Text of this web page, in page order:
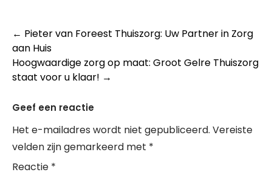
Post
navigation
← Pieter van Foreest Thuiszorg: Uw Partner in Zorg
aan Huis
Hoogwaardige zorg op maat: Groot Gelre Thuiszorg
staat voor u klaar! →
Geef een reactie
Het e-mailadres wordt niet gepubliceerd. Vereiste
velden zijn gemarkeerd met *
Reactie *